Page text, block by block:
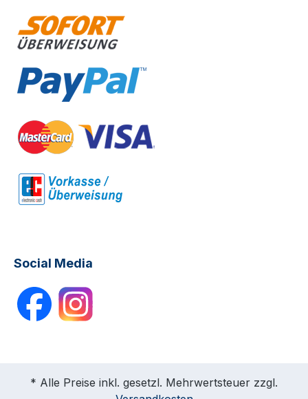
Social Media
* Alle Preise inkl. gesetzl. Mehrwertsteuer zzgl.